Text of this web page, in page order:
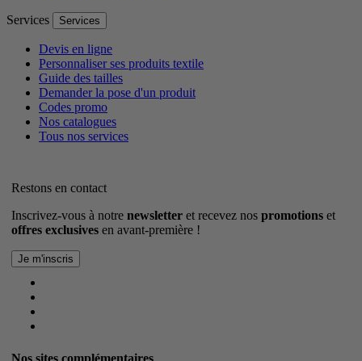
Services Services
Devis en ligne
Personnaliser ses produits textile
Guide des tailles
Demander la pose d'un produit
Codes promo
Nos catalogues
Tous nos services
Restons en contact
Inscrivez-vous à notre newsletter et recevez nos promotions et
offres exclusives en avant-première !
Nos sites complémentaires